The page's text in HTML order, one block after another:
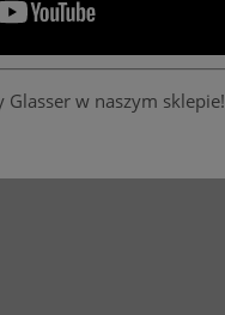
w naszym sklepie!